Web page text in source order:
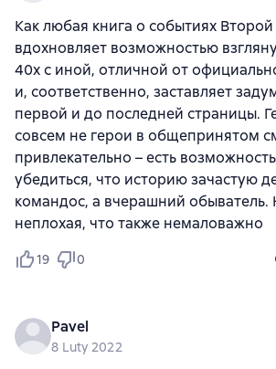
Как любая книга о событиях
вдохновляет возможностью
40х с иной, отличной от
и, соответственно, заставляет
первой и до последней страницы.
совсем не герои в общепринятом
привлекательно – есть
убедиться, что историю зачастую
командос, а вчерашний обыватель.
неплохая, что также немаловажно
19 0
Pavel
8 Luty 2022